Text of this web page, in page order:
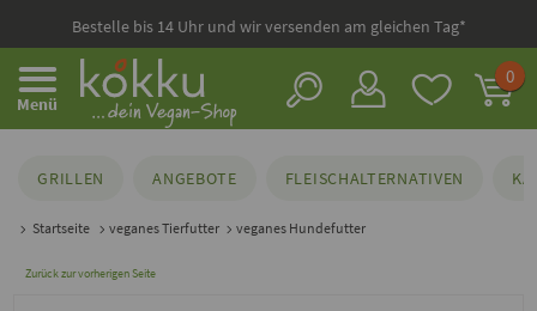
Bestelle bis 14 Uhr und wir versenden am gleichen Tag*
Menü
0
GRILLEN ANGEBOTE FLEISCHALTERNATIVEN
Startseite veganes Tierfutter veganes Hundefutter
Zurück zur vorherigen Seite